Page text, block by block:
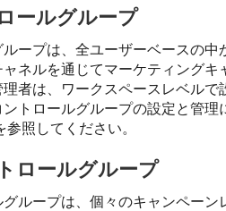
ールグループ
ープは、全ユーザーベースの
ネルを通じてマーケティング
者は、ワークスペースレベル
トロールグループの設定と管理
参照してください。
ロールグループ
ループは、個々のキャンペー